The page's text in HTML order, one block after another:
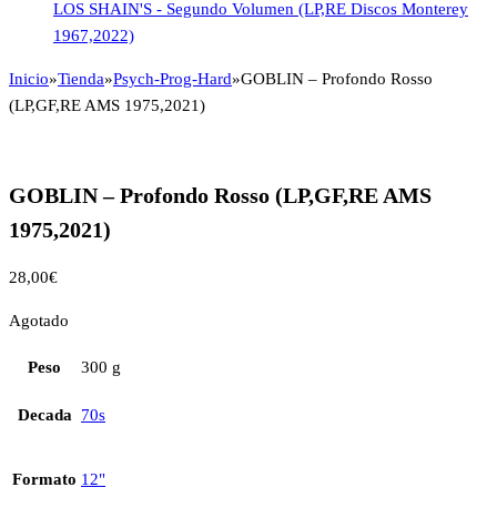
LOS SHAIN'S - Segundo Volumen (LP,RE Discos Monterey
1967,2022)
Inicio»Tienda»Psych-Prog-Hard»GOBLIN – Profondo Rosso
(LP,GF,RE AMS 1975,2021)
GOBLIN – Profondo Rosso (LP,GF,RE AMS
1975,2021)
28,00€
Agotado
Peso 300 g
Decada 70s
Formato 12"